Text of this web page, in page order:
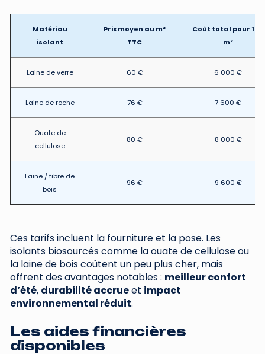
Matériau
isolant
Prix moyen au m²
TTC
Coût total pour 100
m²
Laine de verre 60 € 6 000 €
Laine de roche 76 € 7 600 €
Ouate de
cellulose
80 € 8 000 €
Laine / fibre de
bois
96 € 9 600 €
Ces tarifs incluent la fourniture et la pose. Les
isolants biosourcés comme la ouate de cellulose ou
la laine de bois coûtent un peu plus cher, mais
offrent des avantages notables : meilleur confort
d’été, durabilité accrueet impact
environnemental réduit.
Les aides financières
disponibles